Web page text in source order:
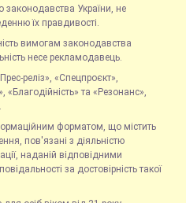
законодавства України, не
їх правдивості.
вимогам законодавства
несе рекламодавець.
реліз», «Спецпроєкт»,
та «Резонанс»,
форматом, що містить
пов'язані з діяльністю
наданій відповідними
за достовірність такої